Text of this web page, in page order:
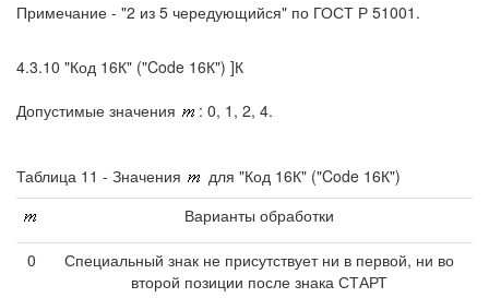
Примечание - "2 из 5 чередующийся" по ГОСТ Р 51001.
4.3.10 "Код 16К" ("Code 16К") ]К
Допустимые значения
: 0, 1, 2, 4.
Таблица 11 - Значения
для "Код 16К" ("Code 16К")
Варианты обработки
0
Специальный знак не присутствует ни в первой, ни во
второй позиции после знака СТАРТ